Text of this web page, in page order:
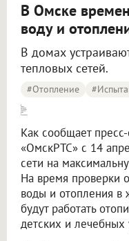
В Омске
воду и
В домах
тепловых сетей.
#отопление
Как сообщает
«ОмскРТС» с 14
сети на
На время проверки
воды и отопления в
будут работать
детских и